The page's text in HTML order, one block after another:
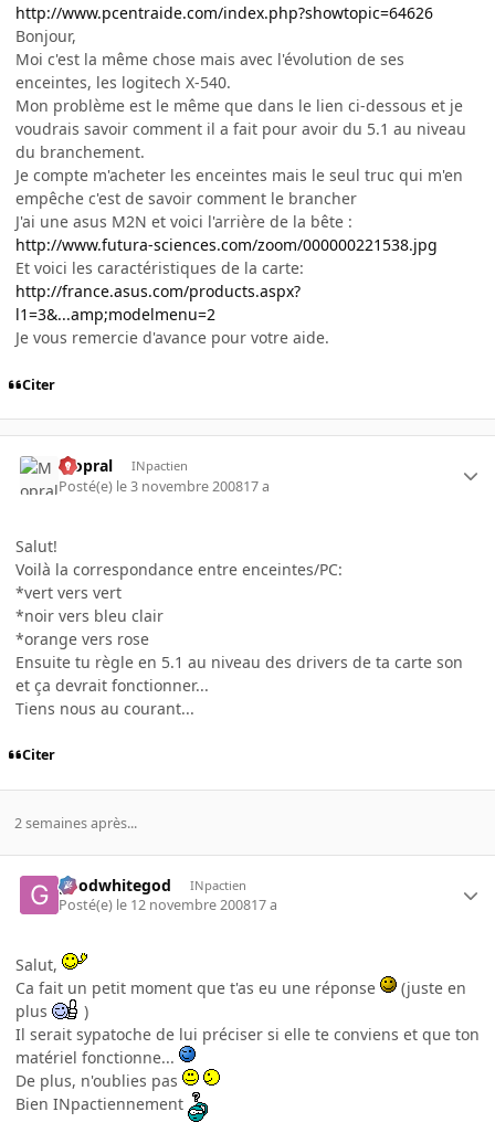
http://www.pcentraide.com/index.php?showtopic=64626
Bonjour,
Moi c'est la même chose mais avec l'évolution de ses
enceintes, les logitech X-540.
Mon problème est le même que dans le lien ci-dessous et je
voudrais savoir comment il a fait pour avoir du 5.1 au niveau
du branchement.
Je compte m'acheter les enceintes mais le seul truc qui m'en
empêche c'est de savoir comment le brancher
J'ai une asus M2N et voici l'arrière de la bête :
http://www.futura-sciences.com/zoom/000000221538.jpg
Et voici les caractéristiques de la carte:
http://france.asus.com/products.aspx?
l1=3&...amp;modelmenu=2
Je vous remercie d'avance pour votre aide.
Citer
Mopral INpactien
Posté(e) le 3 novembre 200817 a
Salut!
Voilà la correspondance entre enceintes/PC:
*vert vers vert
*noir vers bleu clair
*orange vers rose
Ensuite tu règle en 5.1 au niveau des drivers de ta carte son
et ça devrait fonctionner...
Tiens nous au courant...
Citer
2 semaines après...
goodwhitegod INpactien
Posté(e) le 12 novembre 200817 a
Salut,
Ca fait un petit moment que t'as eu une réponse
(juste en
plus
)
Il serait sypatoche de lui préciser si elle te conviens et que ton
matériel fonctionne...
De plus, n'oublies pas
Bien INpactiennement